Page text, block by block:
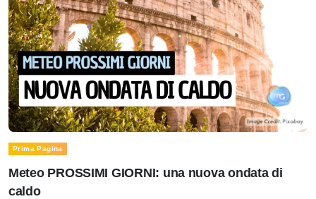
Prima Pagina
Meteo PROSSIMI GIORNI: una nuova ondata di
caldo